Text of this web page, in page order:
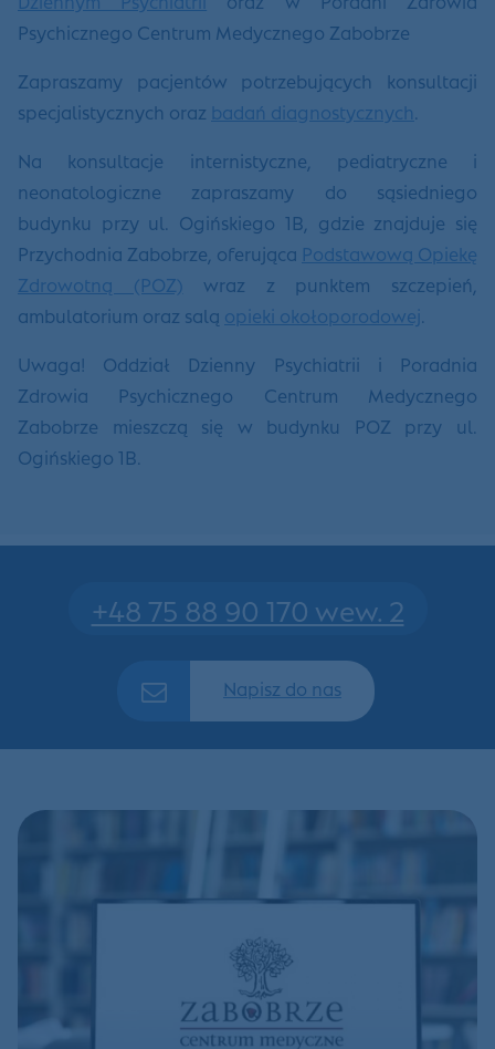
Psychicznego Centrum Medycznego Zabobrze
Zapraszamy pacjentów potrzebujących konsultacji
specjalistycznych oraz badań diagnostycznych.
Na konsultacje internistyczne, pediatryczne i
neonatologiczne zapraszamy do sąsiedniego
budynku przy ul. Ogińskiego 1B, gdzie znajduje się
Przychodnia Zabobrze, oferująca Podstawową Opiekę
Zdrowotną (POZ) wraz z punktem szczepień,
ambulatorium oraz salą opieki okołoporodowej.
Uwaga! Oddział Dzienny Psychiatrii i Poradnia
Zdrowia Psychicznego Centrum Medycznego
Zabobrze mieszczą się w budynku POZ przy ul.
Ogińskiego 1B.
+48 75 88 90 170 wew. 2
Napisz do nas